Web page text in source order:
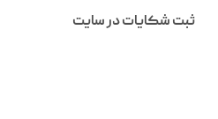
ثبت شکایات در سایت